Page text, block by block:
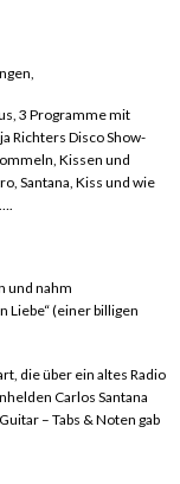
3 Programme mit
Richters Disco Show-
Kissen und
Santana, Kiss und wie
und nahm
(einer billigen
die über ein altes Radio
Carlos Santana
– Tabs & Noten gab